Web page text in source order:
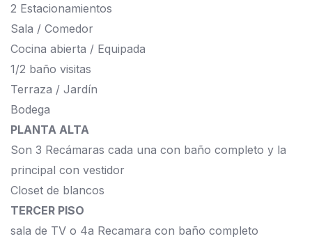
2 Estacionamientos
Sala / Comedor
Cocina abierta / Equipada
1/2 baño visitas
Terraza / Jardín
Bodega
PLANTA ALTA
Son 3 Recámaras cada una con baño completo y la
principal con vestidor
Closet de blancos
TERCER PISO
sala de TV o 4a Recamara con baño completo